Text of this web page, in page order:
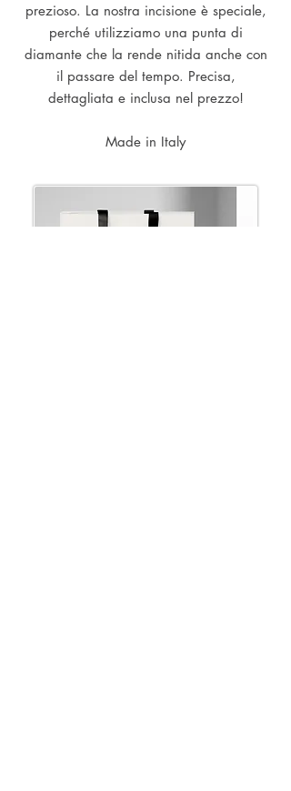
prezioso. La nostra incisione è speciale,
perché utilizziamo una punta di
diamante che la rende nitida anche con
il passare del tempo. Precisa,
dettagliata e inclusa nel prezzo!
Made in Italy